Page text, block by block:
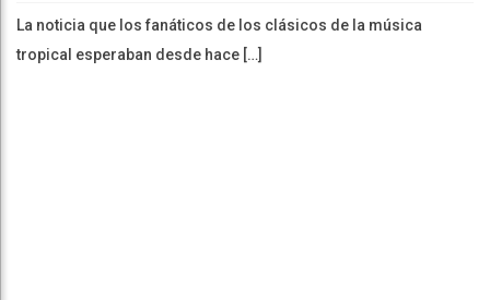
La noticia que los fanáticos de los clásicos de la música
tropical esperaban desde hace […]